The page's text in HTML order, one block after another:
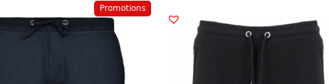
Promotions